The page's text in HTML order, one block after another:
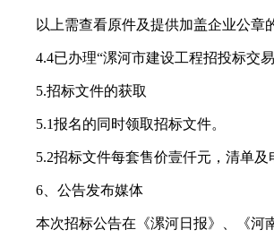
以上需查看原件及提供加盖企业公章的
4.4已办理“漯河市建设工程招投标交易
5.招标文件的获取
5.1报名的同时领取招标文件。
5.2招标文件每套售价壹仟元，清单及
6、公告发布媒体
本次招标公告在《漯河日报》、《河南